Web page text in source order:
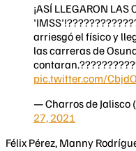
¡ASÍ LLEGARON LAS
arriesgó el físico y
las carreras de
pic.twitter.com/
— Charros de Jalisco
27, 2021
Félix Pérez, Manny